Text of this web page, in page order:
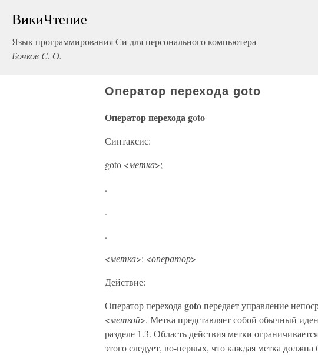
ВикиЧтение
Язык программирования Си для персонального компьютера
Бочков C. О.
Оператор перехода goto
Оператор перехода goto
Синтаксис:
goto <метка>;
.
.
.
<метка>: <оператор>
Действие:
Оператор перехода gotoпередает управление
<меткой>. Метка представляет собой обычный
разделе 1.3. Область действия метки
этого следует, во-первых, что каждая метка